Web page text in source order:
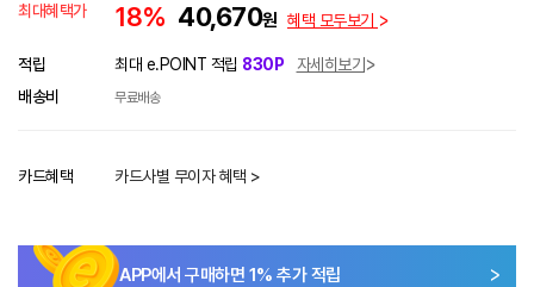
최대혜택가
18% 40,670원 혜택 모두보기
적립 최대 e.POINT 적립 830P
자세히보기
배송비
무료배송
카드혜택 카드사별 무이자 혜택 >
APP에서 구매하면 1% 추가 적립